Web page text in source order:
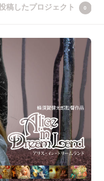
稿したプロジェクト 0